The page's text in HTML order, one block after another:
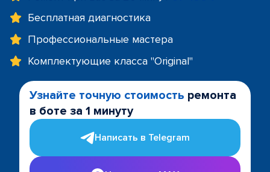
Бесплатная диагностика
Профессиональные мастера
Комплектующие класса "Original"
Узнайте точную стоимость ремонта
в боте за 1 минуту
Написать в Telegram